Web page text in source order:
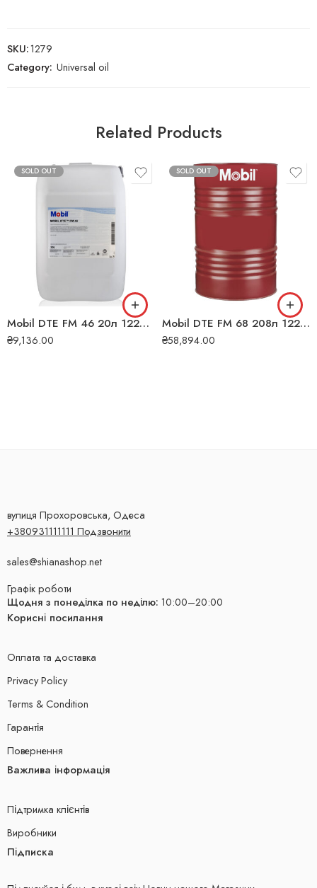
SKU:1279
Category: Universal oil
Related Products
SOLD OUT
Mobil DTE FM 46 20л 122037
₴9,136.00
SOLD OUT
Mobil DTE FM 68 208л 122044
₴58,894.00
вулиця Прохоровська, Одеса
+380931111111 Подзвонити
sales@shianashop.net
Графік роботи
Щодня з понеділка по неділю: 10:00–20:00
Корисні посилання
Оплата та доставка
Privacy Policy
Terms & Condition
Гарантія
Повернення
Важлива інформація
Підтримка клієнтів
Виробники
Підписка